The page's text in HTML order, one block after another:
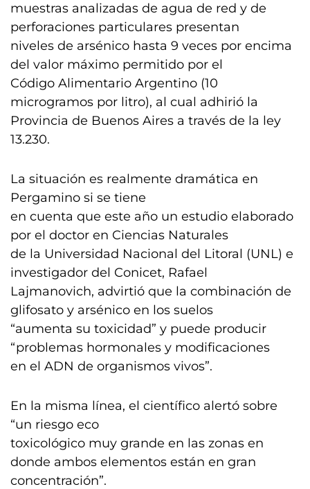
muestras analizadas de agua de red y de
perforaciones particulares presentan
niveles de arsénico hasta 9 veces por encima
del valor máximo permitido por el
Código Alimentario Argentino (10
microgramos por litro), al cual adhirió la
Provincia de Buenos Aires a través de la ley
13.230.
La situación es realmente dramática en
Pergamino si se tiene
en cuenta que este año un estudio elaborado
por el doctor en Ciencias Naturales
de la Universidad Nacional del Litoral (UNL) e
investigador del Conicet, Rafael
Lajmanovich, advirtió que la combinación de
glifosato y arsénico en los suelos
“aumenta su toxicidad” y puede producir
“problemas hormonales y modificaciones
en el ADN de organismos vivos”.
En la misma línea, el científico alertó sobre
“un riesgo eco
toxicológico muy grande en las zonas en
donde ambos elementos están en gran
concentración”.